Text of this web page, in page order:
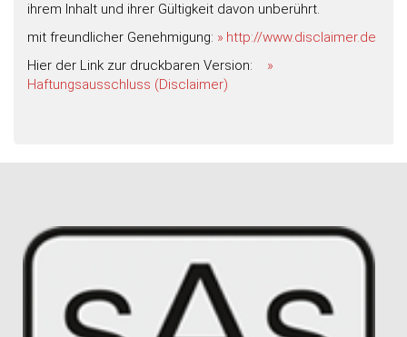
ihrem Inhalt und ihrer Gültigkeit davon unberührt.
mit freundlicher Genehmigung:
http://www.disclaimer.de
Hier der Link zur druckbaren Version:
Haftungsausschluss (Disclaimer)